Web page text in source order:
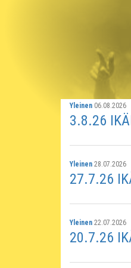
Yleinen 06.08.2026
3.8.26
Yleinen 28.07.2026
27.7.26
Yleinen 22.07.2026
20.7.26